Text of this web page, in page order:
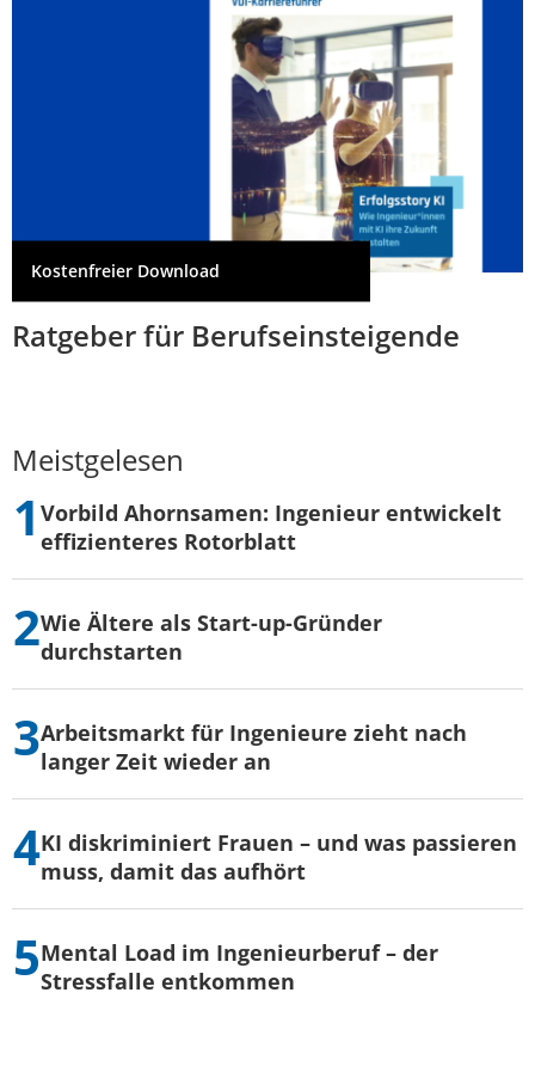
Kostenfreier Download
Ratgeber für Berufseinsteigende
Meistgelesen
Vorbild Ahornsamen: Ingenieur entwickelt
effizienteres Rotorblatt
Wie Ältere als Start-up-Gründer
durchstarten
Arbeitsmarkt für Ingenieure zieht nach
langer Zeit wieder an
KI diskriminiert Frauen – und was passieren
muss, damit das aufhört
Mental Load im Ingenieurberuf – der
Stressfalle entkommen